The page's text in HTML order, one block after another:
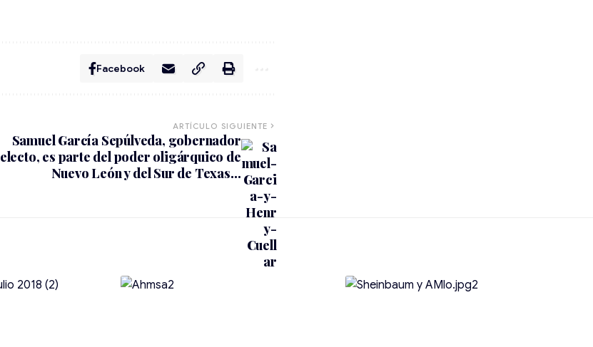
Facebook
ARTÍCULO SIGUIENTE
Samuel García Sepúlveda, gobernador
electo, es parte del poder oligárquico de
Nuevo León y del Sur de Texas…